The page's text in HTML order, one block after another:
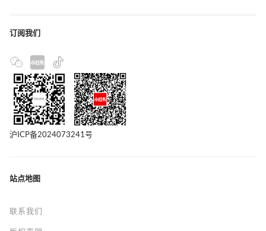
订阅我们
沪ICP备2024073241号
站点地图
联系我们